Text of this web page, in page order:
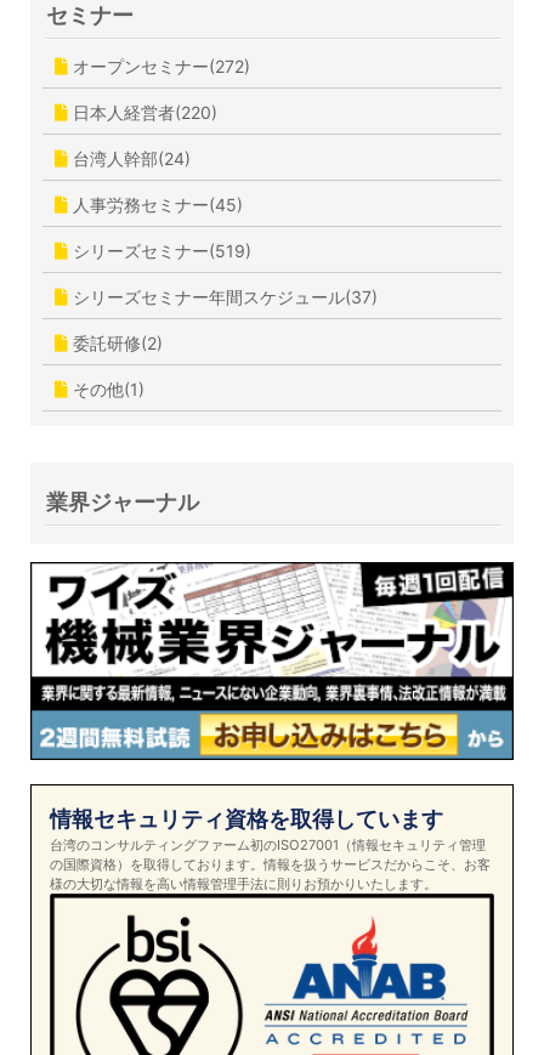
セミナー
オープンセミナー(272)
日本人経営者(220)
台湾人幹部(24)
人事労務セミナー(45)
シリーズセミナー(519)
シリーズセミナー年間スケジュール(37)
委託研修(2)
その他(1)
業界ジャーナル
情報セキュリティ資格を取得しています
台湾のコンサルティングファーム初のISO27001（情報セキュリティ管理
の国際資格）を取得しております。情報を扱うサービスだからこそ、お客
様の大切な情報を高い情報管理手法に則りお預かりいたします。